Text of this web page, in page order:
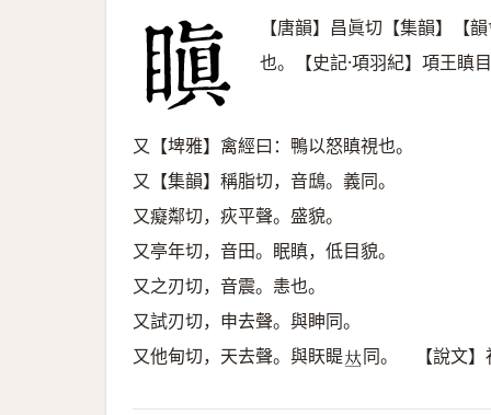
【唐韻】昌眞切【集韻】【
也。【史記·項羽紀】項王瞋
又【埤雅】禽經曰：鴨以怒瞋視也。
又【集韻】稱脂切，音鴟。義同。
又癡鄰切，疢平聲。盛貌。
又亭年切，音田。眠瞋，低目貌。
又之刃切，音震。恚也。
又試刃切，申去聲。與眒同。
又他甸切，天去聲。與䀖睼𠀤同。 【說文】